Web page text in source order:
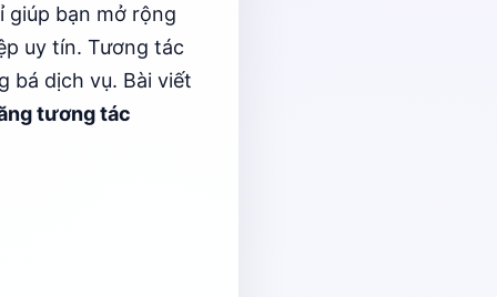
bạn mở rộng
uy tín. Tương tác
bá dịch vụ. Bài viết
tương tác